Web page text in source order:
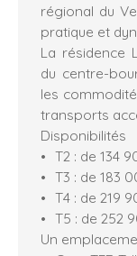
régional du
pratique et
La résidence
du centre-
les
transports
Disponibilités
T2 : de 134
T3 : de 183
T4 : de 219
T5 : de 252
Un